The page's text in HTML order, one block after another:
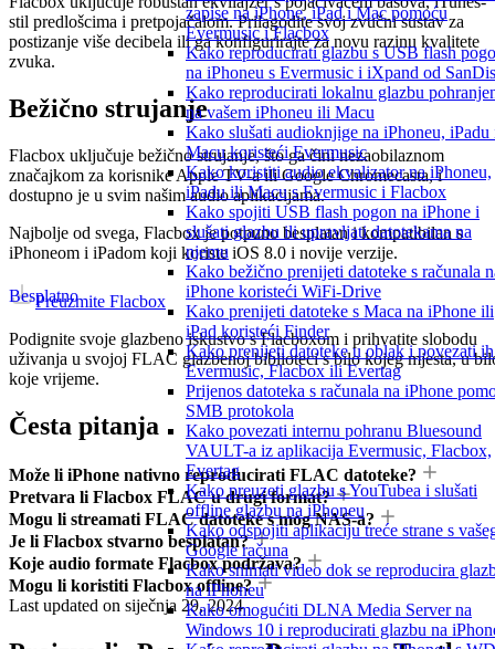
zapise na iPhone, iPad i Mac pomoću
Evermusic i Flacbox
Kako reproducirati glazbu s USB flash
na iPhoneu s Evermusic i iXpand od
Kako reproducirati lokalnu glazbu
na vašem iPhoneu ili Macu
Kako slušati audioknjige na iPhoneu, iPadu
Macu koristeći Evermusic
Kako koristiti audio ekvalizator na iPhoneu,
iPadu ili Macu s Evermusic i Flacbox
Kako spojiti USB flash pogon na iPhone i
slušati glazbu ili upravljati datotekama na
njemu
Kako bežično prenijeti datoteke s računala
iPhone koristeći WiFi-Drive
Kako prenijeti datoteke s Maca na iPhone ili
iPad koristeći Finder
Kako prenijeti datoteke u oblak i povezati
Evermusic, Flacbox ili Evertag
Prijenos datoteka s računala na iPhone
SMB protokola
Kako povezati internu pohranu Bluesound
VAULT-a iz aplikacija Evermusic, Flacbox,
Evertag
Kako preuzeti glazbu s YouTubea i slušati
offline glazbu na iPhoneu
Kako odspojiti aplikaciju treće strane s
Google računa
Kako snimati video dok se reproducira
na iPhoneu
Kako omogućiti DLNA Media Server na
Windows 10 i reproducirati glazbu na
stil predlošcima i pretpojačalom. Prilagodite svoj zvučni sustav za
postizanje više decibela ili ga konfigurirajte za novu razinu kvalitete
zvuka.
Bežično strujanje
Flacbox uključuje bežično strujanje, što ga čini nezaobilaznom
značajkom za korisnike Apple TV-a ili Google Chromecasta, i
dostupno je u svim našim audio aplikacijama.
Najbolje od svega, Flacbox je potpuno besplatan i kompatibilan s
iPhoneom i iPadom koji koriste iOS 8.0 i novije verzije.
Preuzmite Flacbox
Besplatno
Podignite svoje glazbeno iskustvo s Flacboxom i prihvatite slobodu
uživanja u svojoj FLAC glazbenoj biblioteci s bilo kojeg mjesta, u
koje vrijeme.
Česta pitanja
Može li iPhone nativno reproducirati FLAC datoteke?
Pretvara li Flacbox FLAC u drugi format?
Mogu li streamati FLAC datoteke s mog NAS-a?
Je li Flacbox stvarno besplatan?
Koje audio formate Flacbox podržava?
Mogu li koristiti Flacbox offline?
Last updated on siječnja 29, 2024